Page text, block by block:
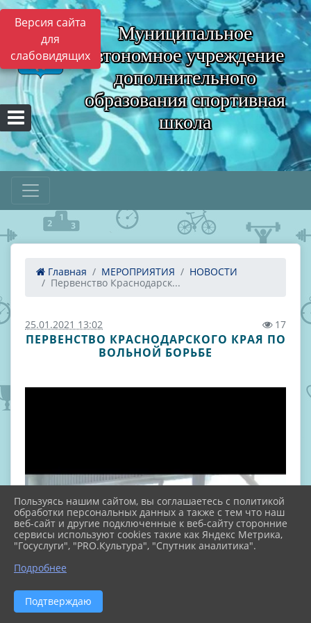
Версия сайта
для
слабовидящих
Муниципальное
автономное учреждение
дополнительного
образования спортивная
школа
Главная МЕРОПРИЯТИЯ
НОВОСТИ
Первенство Краснодарск...
25.01.2021 13:02 17
ПЕРВЕНСТВО КРАСНОДАРСКОГО КРАЯ ПО
ВОЛЬНОЙ БОРЬБЕ
Пользуясь нашим сайтом, вы соглашаетесь с политикой
обработки персональных данных а также с тем что наш
веб-сайт и другие подключенные к веб-сайту сторонние
сервисы используют cookies такие как Яндекс Метрика,
"Госуслуги", "PRO.Культура", "Спутник аналитика".
Подробнее
Подтверждаю